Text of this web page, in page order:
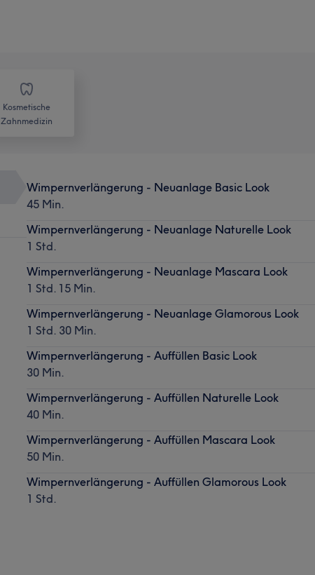
Kosmetische
Zahnmedizin
Wimpernverlängerung - Neuanlage Basic Look
45 Min.
Wimpernverlängerung - Neuanlage Naturelle Look
1 Std.
Wimpernverlängerung - Neuanlage Mascara Look
1 Std. 15 Min.
Wimpernverlängerung - Neuanlage Glamorous Look
1 Std. 30 Min.
Wimpernverlängerung - Auffüllen Basic Look
30 Min.
Wimpernverlängerung - Auffüllen Naturelle Look
40 Min.
Wimpernverlängerung - Auffüllen Mascara Look
50 Min.
Wimpernverlängerung - Auffüllen Glamorous Look
1 Std.